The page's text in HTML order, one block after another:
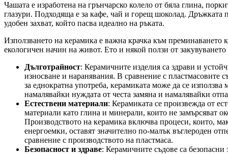
Чашата е изработена на грънчарско колело от бяла глина,
глазури. Подходяща е за кафе, чай и горещ шоколад. Дръжката
удобен захват, който пасва идеално на ръката.
Използването на керамика е важна крачка към преминаването
екологичен начин на живот. Ето и някой ползи от
Дълготрайност: Керамичните изделия са здрави и
износване и наранявания. В сравнение с пластмасовите
за еднократна употреба, керамиката може да се използва
намалявайки нуждата от честа замяна и намалявайки
Естествени материали: Керамиката се произвежда от
материали като глина и минерали, които не замърсяват
Производството на керамика включва процеси, които,
енергоемки, оставят значително по-малък въглероден
сравнение с производството на пластмаса.
Безопасност и здраве: Керамичните съдове са безопасни